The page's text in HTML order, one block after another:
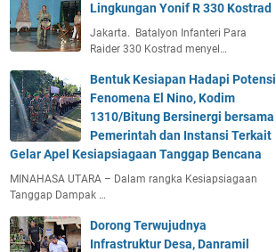
Lingkungan Yonif R 330 Kostrad
Jakarta. Batalyon Infanteri Para
Raider 330 Kostrad menyel…
Bentuk Kesiapan Hadapi Potensi
Fenomena El Nino, Kodim
1310/Bitung Bersinergi bersama
Pemerintah dan Instansi Terkait
Gelar Apel Kesiapsiagaan Tanggap Bencana
MINAHASA UTARA – Dalam rangka Kesiapsiagaan
Tanggap Dampak …
Dorong Terwujudnya
Infrastruktur Desa, Danramil